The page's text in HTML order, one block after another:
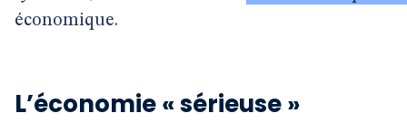
économique.
L’économie « sérieuse »